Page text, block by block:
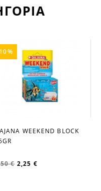
favorite_border
WEEKEND BLOCK
€ 2,25 €